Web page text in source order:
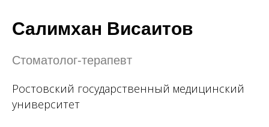
Салимхан Висаитов
Стоматолог-терапевт
Ростовский государственный медицинский
университет